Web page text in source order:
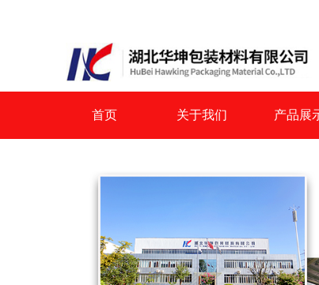
首页 关于我们 产品展